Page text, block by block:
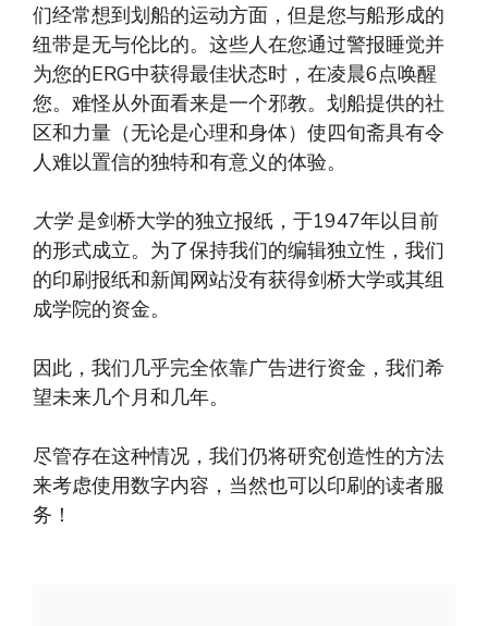
们经常想到划船的运动方面，但是您与船形成的
纽带是无与伦比的。这些人在您通过警报睡觉并
为您的ERG中获得最佳状态时，在凌晨6点唤醒
您。难怪从外面看来是一个邪教。划船提供的社
区和力量（无论是心理和身体）使四旬斋具有令
人难以置信的独特和有意义的体验。
大学是剑桥大学的独立报纸，于1947年以目前
的形式成立。为了保持我们的编辑独立性，我们
的印刷报纸和新闻网站没有获得剑桥大学或其组
成学院的资金。
因此，我们几乎完全依靠广告进行资金，我们希
望未来几个月和几年。
尽管存在这种情况，我们仍将研究创造性的方法
来考虑使用数字内容，当然也可以印刷的读者服
务！